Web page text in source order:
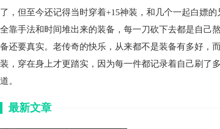
了，但至今还记得当时穿着+15神装，和几个一起白嫖
全靠手法和时间堆出来的装备，每一刀砍下去都是自己
备还要真实。老传奇的快乐，从来都不是装备有多好，
装，穿在身上才更踏实，因为每一件都记录着自己刷了
道。
最新文章